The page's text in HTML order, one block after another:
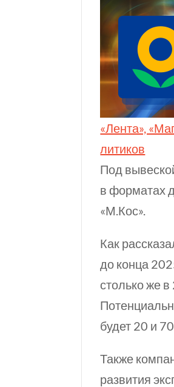
«Лента»,
литиков
Под
в форматах
«М.Кос».
Как
до конца
столько же в
будет 20 и
Также
развития